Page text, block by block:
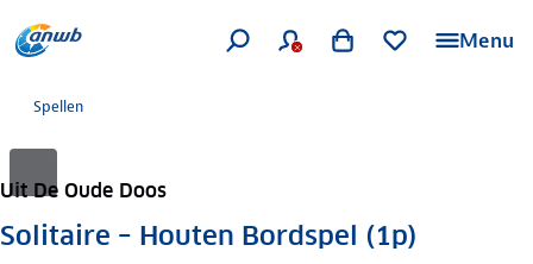
Menu
Spellen
Uit De Oude Doos
Solitaire – Houten Bordspel (1p)